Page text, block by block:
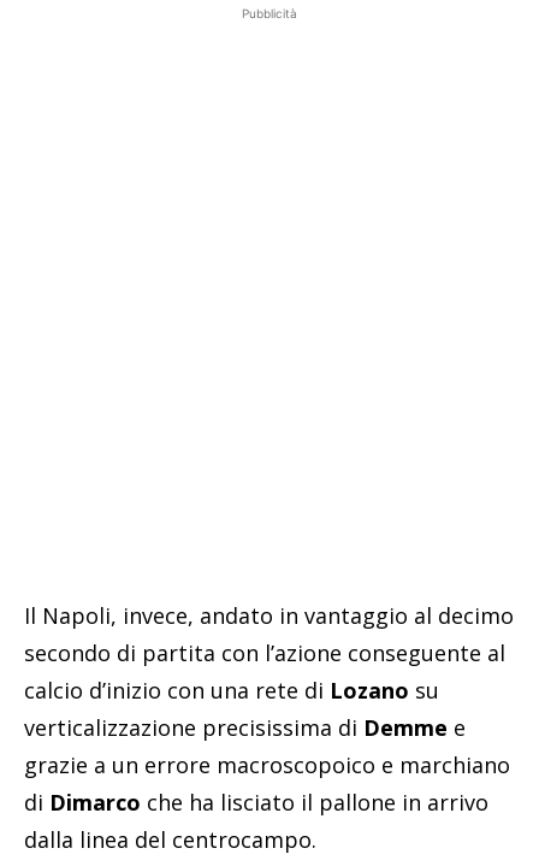
Pubblicità
Il Napoli, invece, andato in vantaggio al decimo
secondo di partita con l’azione conseguente al
calcio d’inizio con una rete di Lozano su
verticalizzazione precisissima di Demme e
grazie a un errore macroscopoico e marchiano
di Dimarco che ha lisciato il pallone in arrivo
dalla linea del centrocampo.